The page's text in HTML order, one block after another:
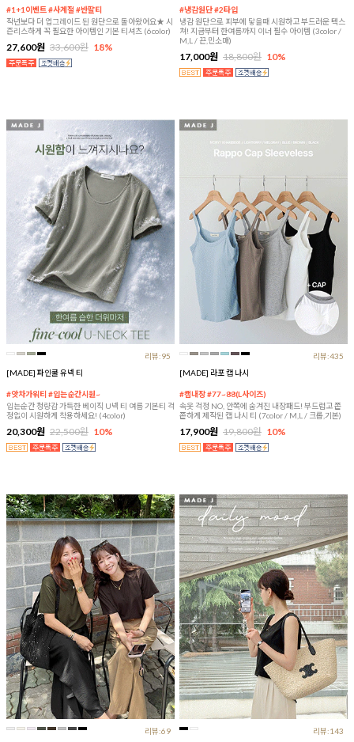
#1+1이벤트 #사계절 #반팔티
작년보다 더 업그레이드 된 원단으로 돌아왔어요★ 시
즌리스하게 꼭 필요한 아이템인 기본 티셔츠 (6color)
27,600원 33,600원 18%
#냉감원단 #2타입
냉감 원단으로 피부에 닿을때 시원하고 부드러운 텍스
쳐! 지금부터 한여름까지 이너 필수 아이템 (3color /
M,L / 끈,민소매)
17,000원 18,800원 10%
리뷰:95
[MADE] 파인쿨 유넥 티
#앗차가워티 #입는순간시원~
입는순간 청량감 가득한 베이직 U넥 티 여름 기본티 걱
정없이 시원하게 착용하세요! (4color)
20,300원 22,500원 10%
리뷰:435
[MADE] 라포 캡 나시
#캡내장 #77~88(L사이즈)
속옷 걱정 NO, 안쪽에 숨겨진 내장패드! 부드럽고 쫀
쫀하게 제작된 캡 나시 티 (7color / M,L / 크롭,기본)
17,900원 19,800원 10%
리뷰:69
리뷰:143